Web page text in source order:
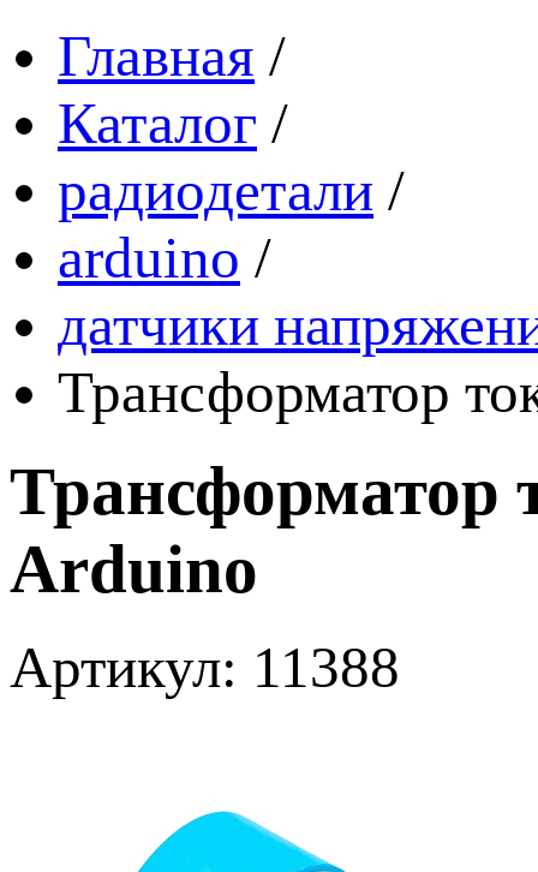
Главная /
Каталог /
радиодетали /
arduino /
датчики
Трансформатор
Трансформатор
Arduino
Артикул: 11388